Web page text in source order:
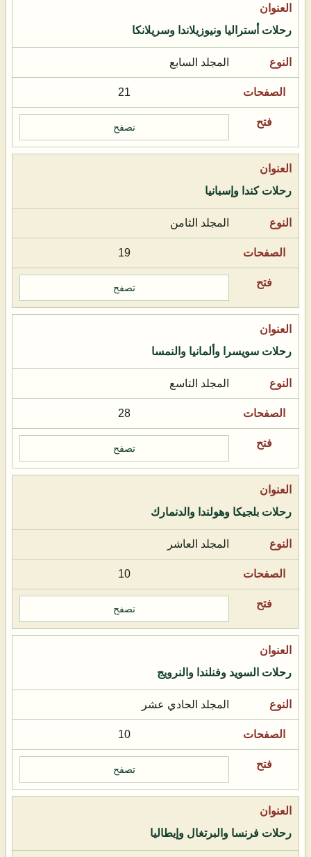
رحلات أستراليا ونيوزيلاندا وسريلانكا
المجلد السابع
21
تصفح
رحلات كندا وإسبانيا
المجلد الثامن
19
تصفح
رحلات سويسرا وألمانيا والنمسا
المجلد التاسع
28
تصفح
رحلات بلجيكا وهولندا والدنمارك
المجلد العاشر
10
تصفح
رحلات السويد وفنلندا والنرويج
المجلد الحادي عشر
10
تصفح
رحلات فرنسا والبرتغال وإيطاليا